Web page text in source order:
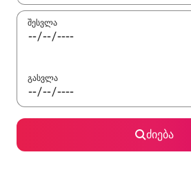
შესვლა
გასვლა
ძიება